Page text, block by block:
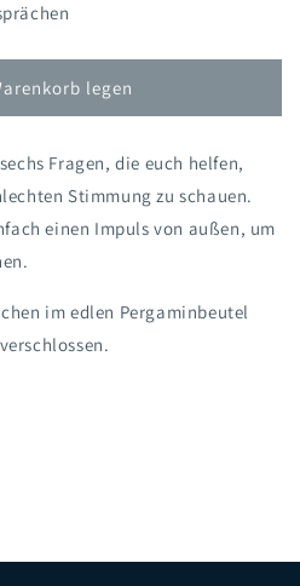
legen
Fragen, die euch helfen,
Stimmung zu schauen.
einen Impuls von außen, um
im edlen Pergaminbeutel